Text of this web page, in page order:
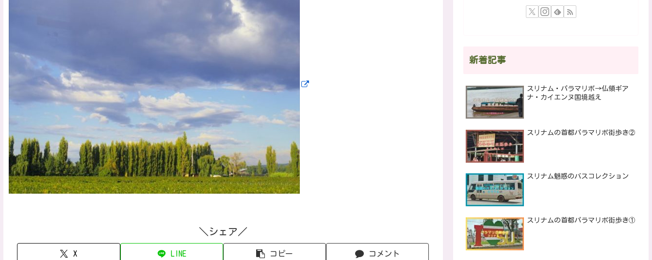
＼シェア／
X LINE コピー コメント
新着記事
スリナム・パラマリボ→仏領ギア
ナ・カイエンヌ国境越え
スリナムの首都パラマリボ街歩き②
スリナム魅惑のバスコレクション
スリナムの首都パラマリボ街歩き①